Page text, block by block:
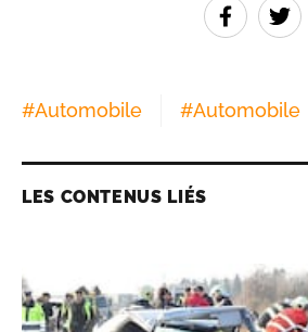
#Automobile #Automobile
LES CONTENUS LIÉS